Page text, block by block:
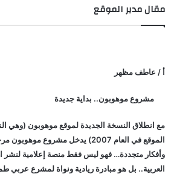
مقال مدير الموقع
أ / عاطف مظهر
مشروع موهوبون.. بداية جديدة
مع انطلاق النسخة الجديدة لموقع موهوبون (وهي
الموقع في العام 2007) يدخل مشروع
وأفكار متجددة… فهو ليس فقط منصة إعلامية لنشر
العربية.. بل هو مبادرة ريادية ونواة لمشرع عربي